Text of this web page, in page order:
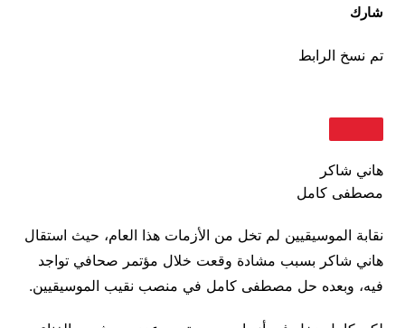
شارك
تم نسخ الرابط
هاني شاكر
مصطفى كامل
نقابة الموسيقيين لم تخل من الأزمات هذا العام، حيث استقال
هاني شاكر بسبب مشادة وقعت خلال مؤتمر صحافي تواجد
فيه، وبعده حل مصطفى كامل في منصب نقيب الموسيقيين.